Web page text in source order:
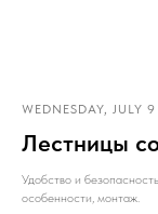
WEDNESDAY, JULY 9
Лестницы
Удобство и
особенности, монтаж.